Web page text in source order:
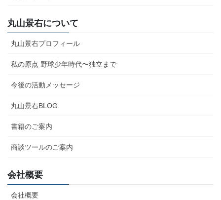
丸山景右について
丸山景右プロフィール
私の原点 野球少年時代〜独立まで
今後の活動メッセージ
丸山景右BLOG
書籍のご案内
商談ツールのご案内
会社概要
会社概要